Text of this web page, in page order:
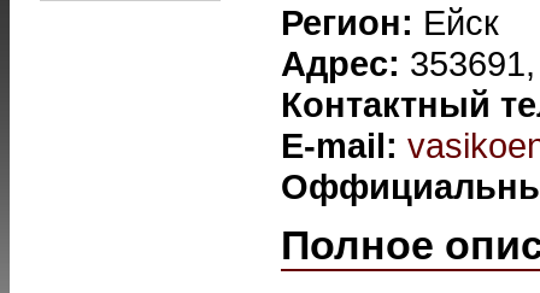
Регион: Ейск
Адрес:
Контактный
E-mail:
Полное